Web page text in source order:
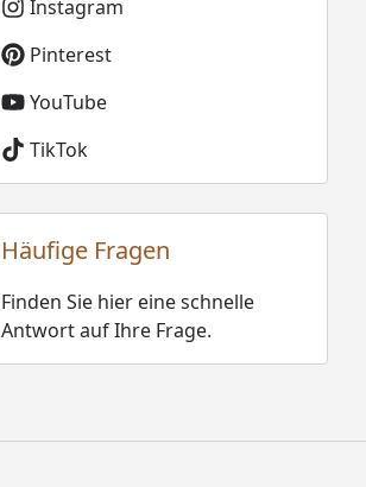
Instagram
Pinterest
YouTube
TikTok
Häufige Fragen
Finden Sie hier eine schnelle
Antwort auf Ihre Frage.